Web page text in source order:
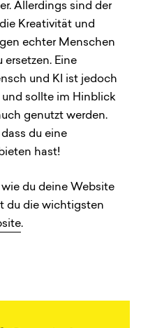
Allerdings sind der
Kreativität und
echter Menschen
Eine
und KI ist jedoch
sollte im Hinblick
genutzt werden.
du eine
hast!
du deine Website
du die wichtigsten
.